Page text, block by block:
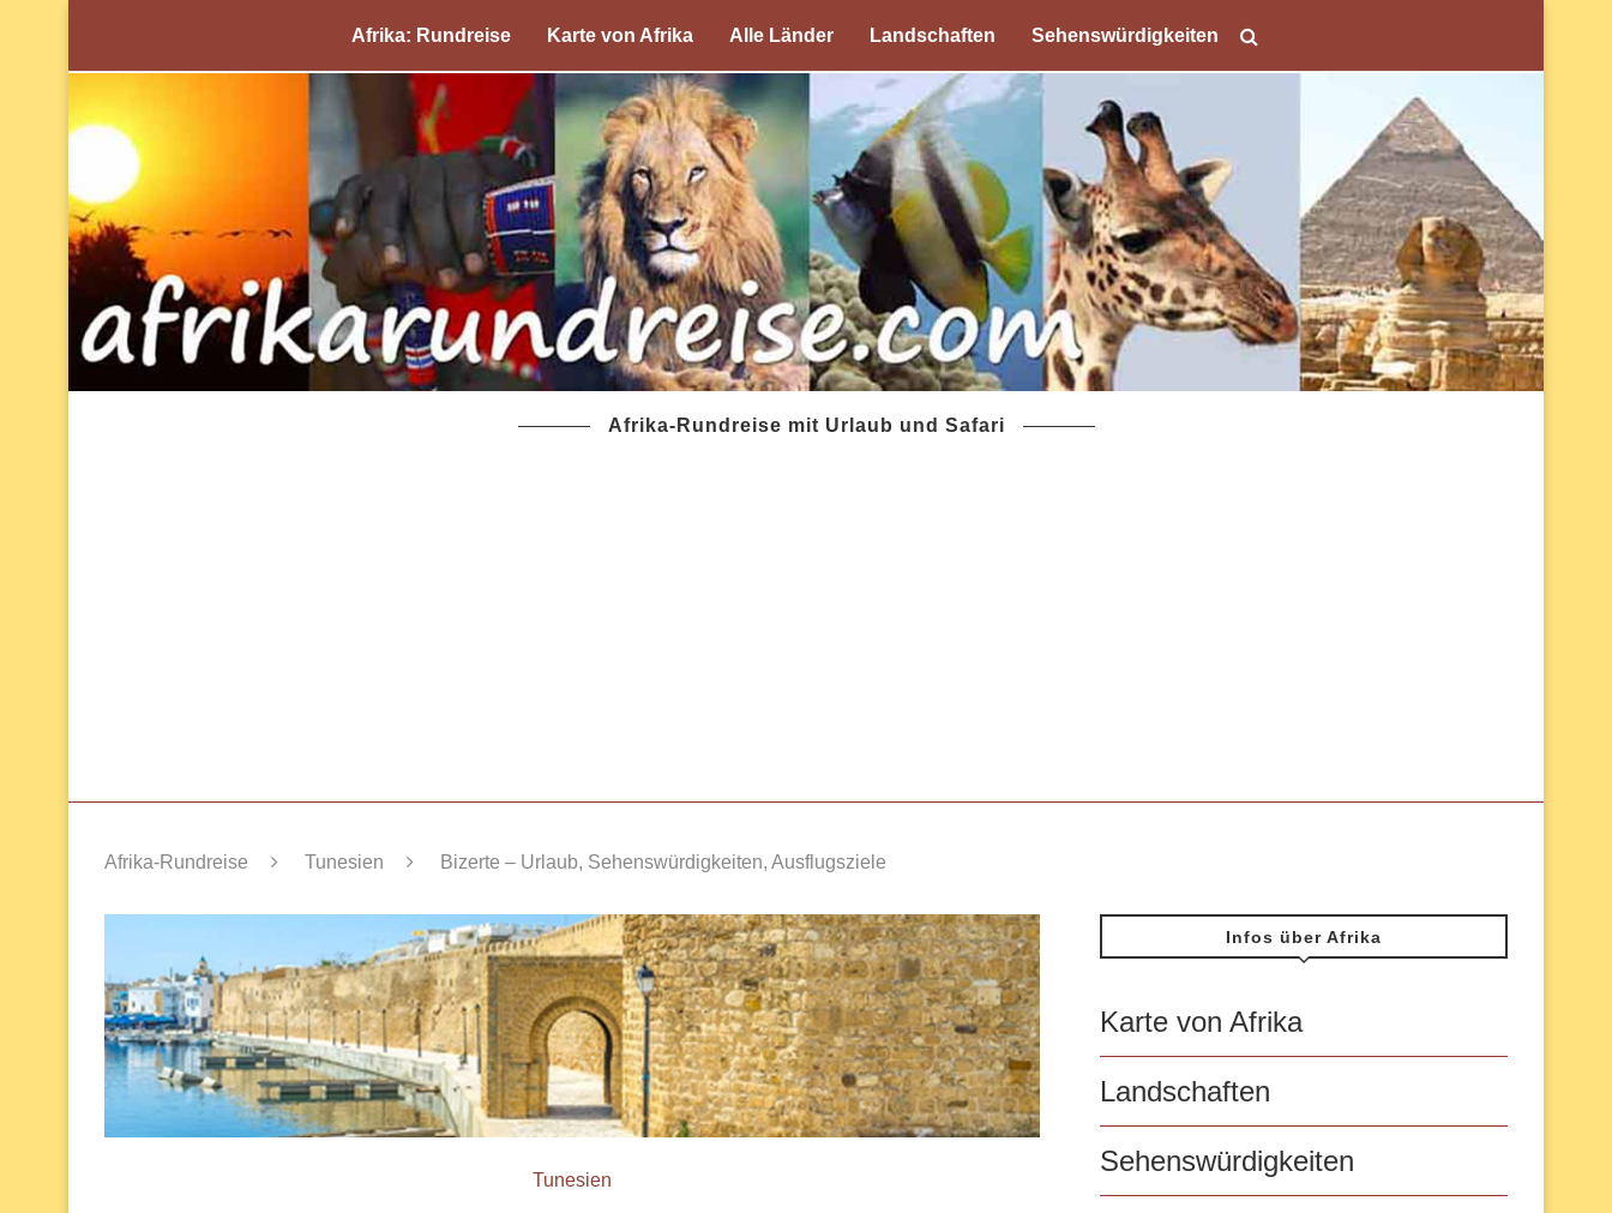
Afrika: Rundreise Karte von Afrika Alle Länder Landschaften Sehenswürdigkeiten
Afrika-Rundreise mit Urlaub und Safari
Afrika-Rundreise Tunesien Bizerte – Urlaub, Sehenswürdigkeiten, Ausflugsziele
Tunesien
Infos über Afrika
Karte von Afrika
Landschaften
Sehenswürdigkeiten